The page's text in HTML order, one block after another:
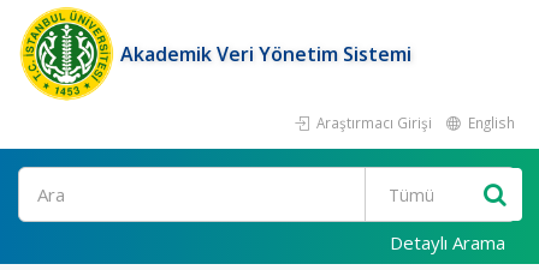
Akademik Veri Yönetim Sistemi
Araştırmacı Girişi English
Ara
Detaylı Arama